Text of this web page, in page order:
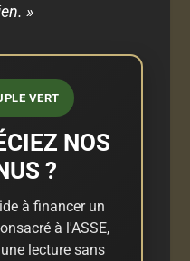
»
VERT
NOS
?
à financer un
à l'ASSE,
lecture sans